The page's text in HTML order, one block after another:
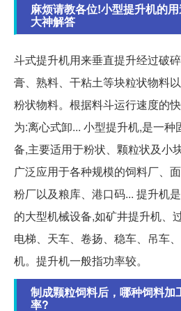
麻烦请教各位!小型提升机的
大神解答
斗式提升机用来垂直提升经过破
膏、熟料、干粘土等块粒状物料
粉状物料。根据料斗运行速度的
为:离心式卸... 小型提升机,是一
备,主要适用于粉状、颗粒状及小
广泛应用于各种规模的饲料厂、
粉厂以及粮库、港口码... 提升机
的大型机械设备,如矿井提升机、
电梯、天车、卷扬、稳车、吊车
机。提升机一般指功率较。
制成颗粒饲料后，哪种饲料加
率?